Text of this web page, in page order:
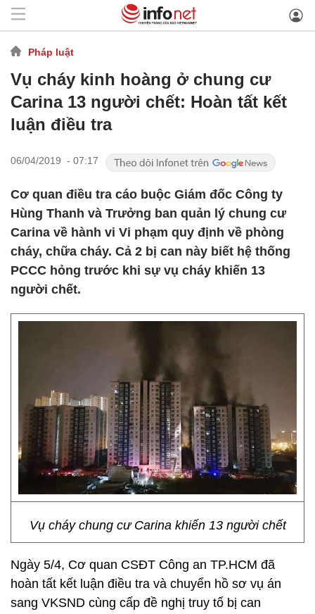
Pháp luật
Vụ cháy kinh hoàng ở chung cư
Carina 13 người chết: Hoàn tất kết
luận điều tra
06/04/2019 - 07:17
Cơ quan điều tra cáo buộc Giám đốc Công ty
Hùng Thanh và Trưởng ban quản lý chung cư
Carina về hành vi Vi phạm quy định về phòng
cháy, chữa cháy. Cả 2 bị can này biết hệ thống
PCCC hỏng trước khi sự vụ cháy khiến 13
người chết.
Vụ cháy chung cư Carina khiến 13 người chết
Ngày 5/4, Cơ quan CSĐT Công an TP.HCM đã
hoàn tất kết luận điều tra và chuyển hồ sơ vụ án
sang VKSND cùng cấp đề nghị truy tố bị can